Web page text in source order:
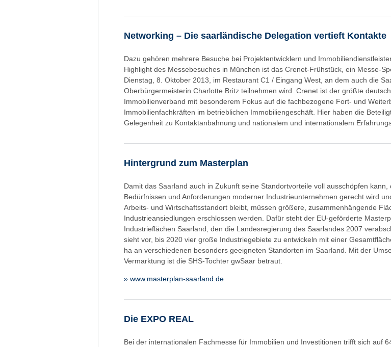
Networking – Die saarländische Delegation vertieft Kontakte
Dazu gehören mehrere Besuche bei Projektentwicklern und
Highlight des Messebesuches in München ist das Crenet-Frühstück, ein Messe-
Dienstag, 8. Oktober 2013, im Restaurant C1 / Eingang West, an dem auch die
Oberbürgermeisterin Charlotte Britz teilnehmen wird. Crenet ist der größte
Immobilienverband mit besonderem Fokus auf die fachbezogene Fort- und
Immobilienfachkräften im betrieblichen Immobiliengeschäft. Hier haben die
Gelegenheit zu Kontaktanbahnung und nationalem und internationalem
Hintergrund zum Masterplan
Damit das Saarland auch in Zukunft seine Standortvorteile voll ausschöpfen kann,
Bedürfnissen und Anforderungen moderner Industrieunternehmen gerecht wird
Arbeits- und Wirtschaftsstandort bleibt, müssen größere, zusammenhängende
Industrieansiedlungen erschlossen werden. Dafür steht der EU-geförderte
Industrieflächen Saarland, den die Landesregierung des Saarlandes 2007
sieht vor, bis 2020 vier große Industriegebiete zu entwickeln mit einer
ha an verschiedenen besonders geeigneten Standorten im Saarland. Mit der
Vermarktung ist die SHS-Tochter gwSaar betraut.
» www.masterplan-saarland.de
Die EXPO REAL
Bei der internationalen Fachmesse für Immobilien und Investitionen trifft sich auf